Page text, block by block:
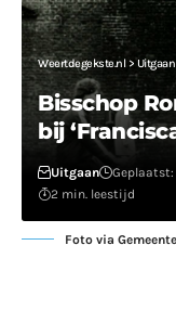
Weertdegekste.nl>Uitgaan
Bisschop
bij
Uitgaan Geplaatst:
2 min. leestijd
Foto via